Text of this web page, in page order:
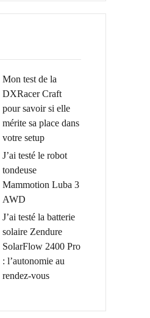
Mon test de la
DXRacer Craft
pour savoir si elle
mérite sa place dans
votre setup
J’ai testé le robot
tondeuse
Mammotion Luba 3
AWD
J’ai testé la batterie
solaire Zendure
SolarFlow 2400 Pro
: l’autonomie au
rendez-vous